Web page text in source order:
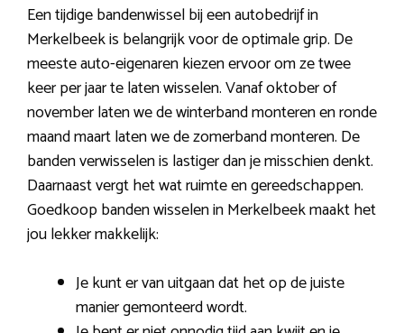
Een tijdige bandenwissel bij een autobedrijf in
Merkelbeek is belangrijk voor de optimale grip. De
meeste auto-eigenaren kiezen ervoor om ze twee
keer per jaar te laten wisselen. Vanaf oktober of
november laten we de winterband monteren en ronde
maand maart laten we de zomerband monteren. De
banden verwisselen is lastiger dan je misschien denkt.
Daarnaast vergt het wat ruimte en gereedschappen.
Goedkoop banden wisselen in Merkelbeek maakt het
jou lekker makkelijk:
Je kunt er van uitgaan dat het op de juiste
manier gemonteerd wordt.